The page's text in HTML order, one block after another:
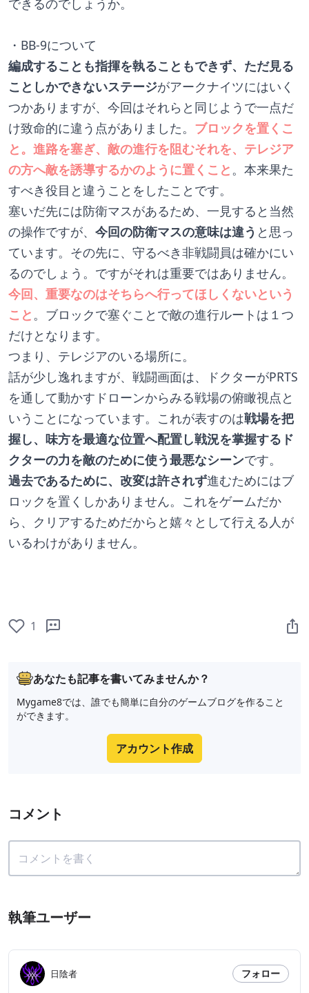
できるのでしょうか。
・BB-9について
編成することも指揮を執ることもできず、ただ見る
ことしかできないステージがアークナイツにはいく
つかありますが、今回はそれらと同じようで一点だ
け致命的に違う点がありました。 ブロックを置くこ
と。進路を塞ぎ、敵の進行を阻むそれを、テレジア
の方へ敵を誘導するかのように置くこと。本来果た
すべき役目と違うことをしたことです。
塞いだ先には防衛マスがあるため、一見すると当然
の操作ですが、 今回の防衛マスの意味は違う と思っ
ています。その先に、守るべき非戦闘員は確かにい
るのでしょう。ですがそれは重要ではありません。
今回、重要なのはそちらへ行ってほしくないという
こと。ブロックで塞ぐことで敵の進行ルートは１つ
だけとなります。
つまり、テレジアのいる場所に。
話が少し逸れますが、戦闘画面は、ドクターがPRTS
を通して動かすドローンからみる戦場の俯瞰視点と
いうことになっています。これが表すのは戦場を把
握し、味方を最適な位置へ配置し戦況を掌握するド
クターの力を敵のために使う最悪なシーンです。
過去であるために、改変は許されず進むためにはブ
ロックを置くしかありません。これをゲームだか
ら、クリアするためだからと嬉々として行える人が
いるわけがありません。
1
あなたも記事を書いてみませんか？
Mygame8では、誰でも簡単に自分のゲームブログを作ること
ができます。
アカウント作成
コメント
執筆ユーザー
日陰者 フォロー